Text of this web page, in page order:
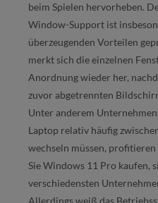
beim Spielen hervorheben.
Window-Support ist
überzeugenden Vorteilen
merkt sich die einzelnen
Anordnung wieder her,
zuvor abgetrennten
Unter anderem
Laptop relativ häufig
wechseln müssen,
Sie Windows 11 Pro kaufen,
verschiedensten